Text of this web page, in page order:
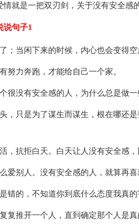
就是一把双刃剑，关于没有安全感
句子1
；当闲下来的时候，内心也会变得空
努力奔跑，才能给自己一个家。
很没有安全感的人，为什么总是做一
，只是为了谋生而谋生，根在哪还
，抗拒白天。白天让人没有安全感，
爱别人。没有安全感的人，就算再喜
错的，不知道你到底什么态度我真的
复推开一个人，直到确定那个人是真